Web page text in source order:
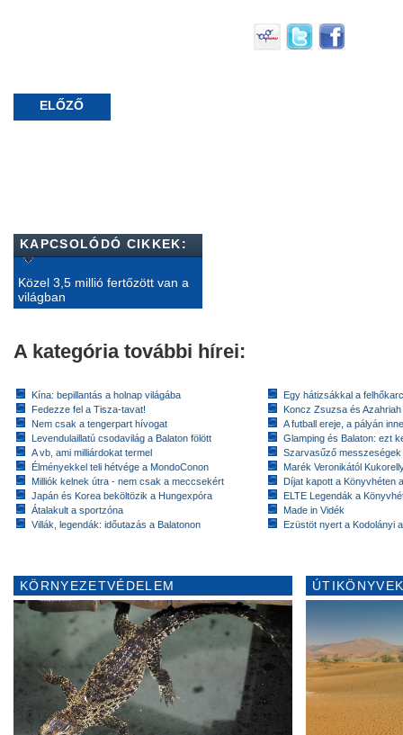
ELŐZŐ
KAPCSOLÓDÓ CIKKEK:
Közel 3,5 millió fertőzött van a
világban
A kategória további hírei:
Kína: bepillantás a holnap világába
Fedezze fel a Tisza-tavat!
Nem csak a tengerpart hívogat
Levendulaillatú csodavilág a Balaton fölött
A vb, ami milliárdokat termel
Élményekkel teli hétvége a MondoConon
Milliók kelnek útra - nem csak a meccsekért
Japán és Korea beköltözik a Hungexpóra
Átalakult a sportzóna
Villák, legendák: időutazás a Balatonon
Egy hátizsákkal a
Koncz Zsuzsa és
A futball ereje, a pályán
Glamping és Balaton: ezt
Szarvasűző messzeségek
Marék Veronikától
Díjat kapott a Könyvhéten
ELTE Legendák a
Made in Vidék
Ezüstöt nyert a Kodolányi
KÖRNYEZETVÉDELEM